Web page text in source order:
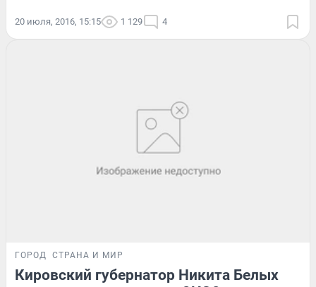
20 июля, 2016, 15:15 1 129 4
ГОРОД СТРАНА И МИР
Кировский губернатор Никита Белых